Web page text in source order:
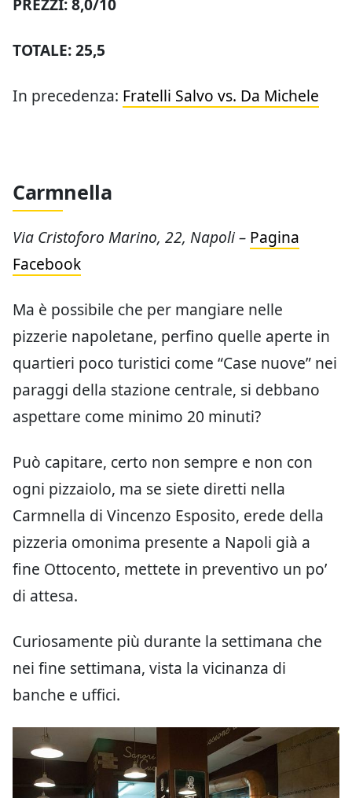
TOTALE: 25,5
In precedenza: Fratelli Salvo vs. Da Michele
Carmnella
Via Cristoforo Marino, 22, Napoli – Pagina
Facebook
Ma è possibile che per mangiare nelle
pizzerie napoletane, perfino quelle aperte in
quartieri poco turistici come “Case nuove” nei
paraggi della stazione centrale, si debbano
aspettare come minimo 20 minuti?
Può capitare, certo non sempre e non con
ogni pizzaiolo, ma se siete diretti nella
Carmnella di Vincenzo Esposito, erede della
pizzeria omonima presente a Napoli già a
fine Ottocento, mettete in preventivo un po’
di attesa.
Curiosamente più durante la settimana che
nei fine settimana, vista la vicinanza di
banche e uffici.